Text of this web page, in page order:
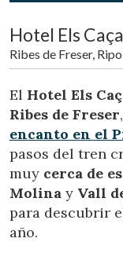
Hotel Els
Ribes de Freser,
El Hotel Els
Ribes de Freser
encanto en el
pasos del tren
muy cerca de
Molina y Vall
para descubrir
año.